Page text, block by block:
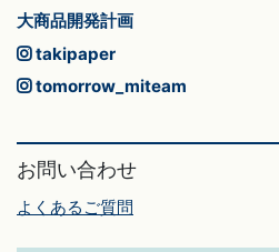
大商品開発計画
takipaper
tomorrow_miteam
お問い合わせ
よくあるご質問